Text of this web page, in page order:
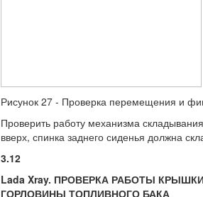
Рисунок 27 - Проверка перемещения и
Проверить работу механизма
вверх, спинка заднего сиденья должна
3.12
Lada Xray. ПРОВЕРКА РАБОТЫ
ГОРЛОВИНЫ ТОПЛИВНОГО БАКА